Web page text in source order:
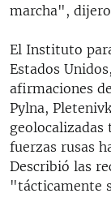
marcha",
El Instituto
Estados
afirmaciones
Pylna,
geolocalizadas
fuerzas rusas
Describió las
"tácticamente